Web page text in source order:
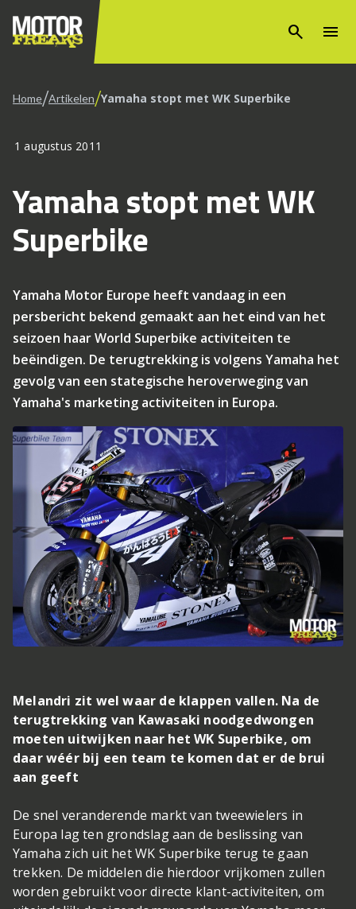
search menu
Home/Artikelen/Yamaha stopt met WK Superbike
1 augustus 2011
Yamaha stopt met WK
Superbike
Yamaha Motor Europe heeft vandaag in een
persbericht bekend gemaakt aan het eind van het
seizoen haar World Superbike activiteiten te
beëindigen. De terugtrekking is volgens Yamaha het
gevolg van een stategische heroverweging van
Yamaha's marketing activiteiten in Europa.
Melandri zit wel waar de klappen vallen. Na de
terugtrekking van Kawasaki noodgedwongen
moeten uitwijken naar het WK Superbike, om
daar wéér bij een team te komen dat er de brui
aan geeft
De snel veranderende markt van tweewielers in
Europa lag ten grondslag aan de beslissing van
Yamaha zich uit het WK Superbike terug te gaan
trekken. De middelen die hierdoor vrijkomen zullen
worden gebruikt voor directe klant-activiteiten, om